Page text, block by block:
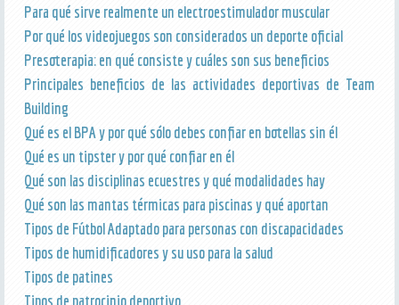
Para qué sirve realmente un electroestimulador muscular
Por qué los videojuegos son considerados un deporte oficial
Presoterapia: en qué consiste y cuáles son sus beneficios
Principales beneficios de las actividades deportivas de Team
Building
Qué es el BPA y por qué sólo debes confiar en botellas sin él
Qué es un tipster y por qué confiar en él
Qué son las disciplinas ecuestres y qué modalidades hay
Qué son las mantas térmicas para piscinas y qué aportan
Tipos de Fútbol Adaptado para personas con discapacidades
Tipos de humidificadores y su uso para la salud
Tipos de patines
Tipos de patrocinio deportivo